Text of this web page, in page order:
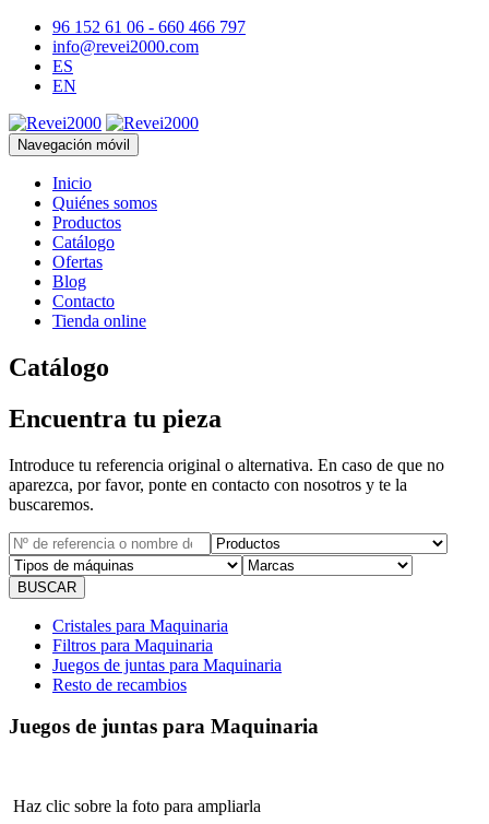
96 152 61 06 - 660 466 797
info@revei2000.com
ES
EN
Navegación móvil
Inicio
Quiénes somos
Productos
Catálogo
Ofertas
Blog
Contacto
Tienda online
Catálogo
Encuentra tu pieza
Introduce tu referencia original o alternativa. En caso de que no
aparezca, por favor, ponte en contacto con nosotros y te la
buscaremos.
Cristales para Maquinaria
Filtros para Maquinaria
Juegos de juntas para Maquinaria
Resto de recambios
Juegos de juntas para Maquinaria
Haz clic sobre la foto para ampliarla